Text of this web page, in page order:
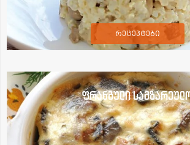
რეცეპტები
ფრანგული